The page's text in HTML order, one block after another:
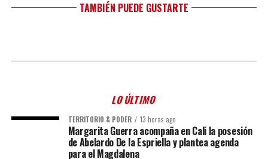
TAMBIÉN PUEDE GUSTARTE
LO ÚLTIMO
TERRITORIO & PODER 13 horas ago
Margarita Guerra acompaña en Cali la posesión
de Abelardo De la Espriella y plantea agenda
para el Magdalena